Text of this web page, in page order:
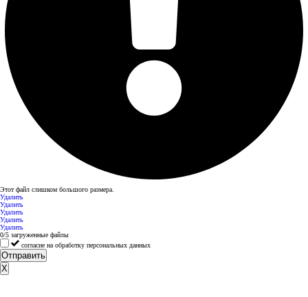
Этот файл слишком большого размера.
Удалить
Удалить
Удалить
Удалить
Удалить
0/5 загруженные файлы
согласие на обработку персональных данных
Отправить
X